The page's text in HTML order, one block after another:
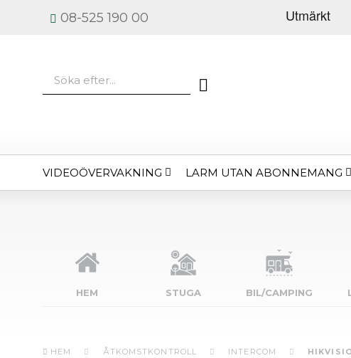
08-525 190 00
VIDEOÖVERVAKNING LARM UTAN ABONNEMANG
HEM STUGA BIL/CAMPING
HEM ÅTKOMSTKONTROLL INTERCOM